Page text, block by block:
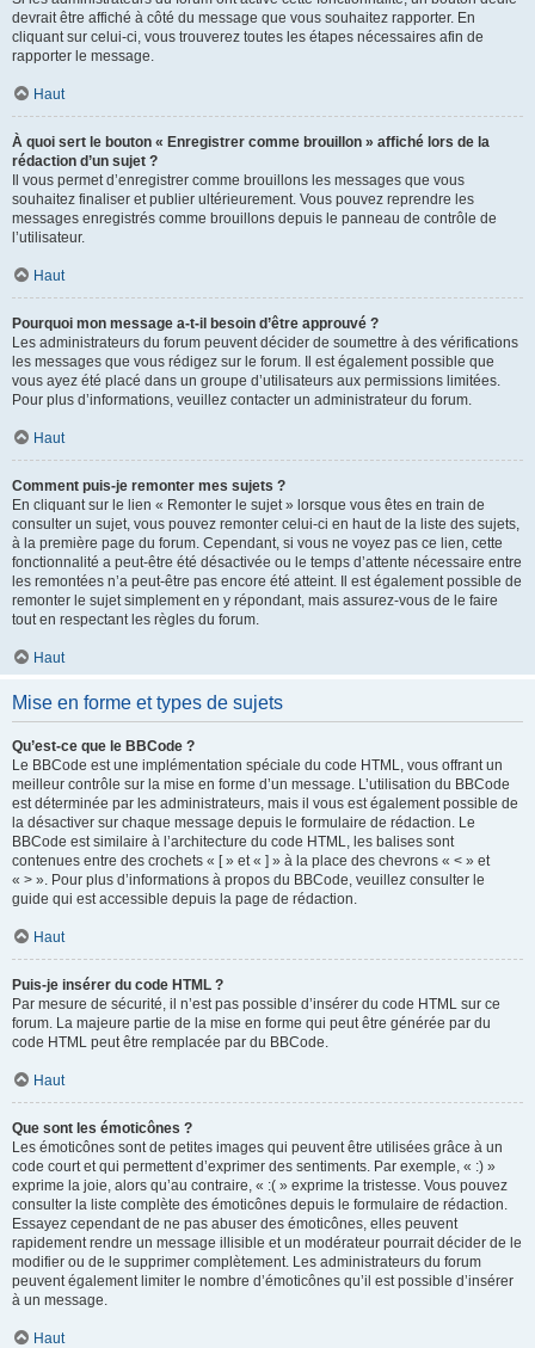
devrait être affiché à côté du message que vous souhaitez rapporter. En
cliquant sur celui-ci, vous trouverez toutes les étapes nécessaires afin de
rapporter le message.
Haut
À quoi sert le bouton « Enregistrer comme brouillon » affiché lors de la
rédaction d’un sujet ?
Il vous permet d’enregistrer comme brouillons les messages que vous
souhaitez finaliser et publier ultérieurement. Vous pouvez reprendre les
messages enregistrés comme brouillons depuis le panneau de contrôle de
l’utilisateur.
Haut
Pourquoi mon message a-t-il besoin d’être approuvé ?
Les administrateurs du forum peuvent décider de soumettre à des vérifications
les messages que vous rédigez sur le forum. Il est également possible que
vous ayez été placé dans un groupe d’utilisateurs aux permissions limitées.
Pour plus d’informations, veuillez contacter un administrateur du forum.
Haut
Comment puis-je remonter mes sujets ?
En cliquant sur le lien « Remonter le sujet » lorsque vous êtes en train de
consulter un sujet, vous pouvez remonter celui-ci en haut de la liste des sujets,
à la première page du forum. Cependant, si vous ne voyez pas ce lien, cette
fonctionnalité a peut-être été désactivée ou le temps d’attente nécessaire entre
les remontées n’a peut-être pas encore été atteint. Il est également possible de
remonter le sujet simplement en y répondant, mais assurez-vous de le faire
tout en respectant les règles du forum.
Haut
Mise en forme et types de sujets
Qu’est-ce que le BBCode ?
Le BBCode est une implémentation spéciale du code HTML, vous offrant un
meilleur contrôle sur la mise en forme d’un message. L’utilisation du BBCode
est déterminée par les administrateurs, mais il vous est également possible de
la désactiver sur chaque message depuis le formulaire de rédaction. Le
BBCode est similaire à l’architecture du code HTML, les balises sont
contenues entre des crochets « [ » et « ] » à la place des chevrons « < » et
« > ». Pour plus d’informations à propos du BBCode, veuillez consulter le
guide qui est accessible depuis la page de rédaction.
Haut
Puis-je insérer du code HTML ?
Par mesure de sécurité, il n’est pas possible d’insérer du code HTML sur ce
forum. La majeure partie de la mise en forme qui peut être générée par du
code HTML peut être remplacée par du BBCode.
Haut
Que sont les émoticônes ?
Les émoticônes sont de petites images qui peuvent être utilisées grâce à un
code court et qui permettent d’exprimer des sentiments. Par exemple, « :) »
exprime la joie, alors qu’au contraire, « :( » exprime la tristesse. Vous pouvez
consulter la liste complète des émoticônes depuis le formulaire de rédaction.
Essayez cependant de ne pas abuser des émoticônes, elles peuvent
rapidement rendre un message illisible et un modérateur pourrait décider de le
modifier ou de le supprimer complètement. Les administrateurs du forum
peuvent également limiter le nombre d’émoticônes qu’il est possible d’insérer
à un message.
Haut